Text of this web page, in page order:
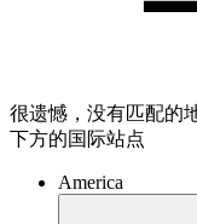
很遗憾，没有匹配的
下方的国际站点
America